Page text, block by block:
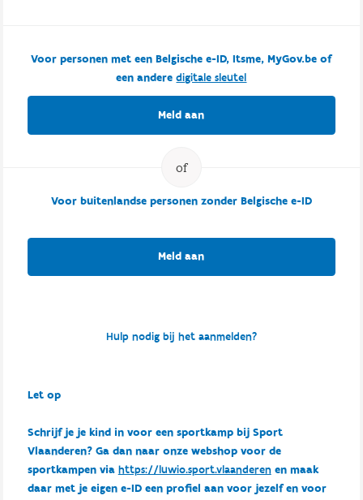
Voor personen met een Belgische e-ID, Itsme, MyGov.be of
een anderedigitale sleutel
Meld aan
Voor buitenlandse personen zonder Belgische e-ID
Meld aan
Hulp nodig bij het aanmelden?
Let op
Schrijf je je kind in voor een sportkamp bij Sport
Vlaanderen? Ga dan naar onze webshop voor de
sportkampen via https://luwio.sport.vlaanderenen maak
daar met je eigen e-ID een profiel aan voor jezelf en voor